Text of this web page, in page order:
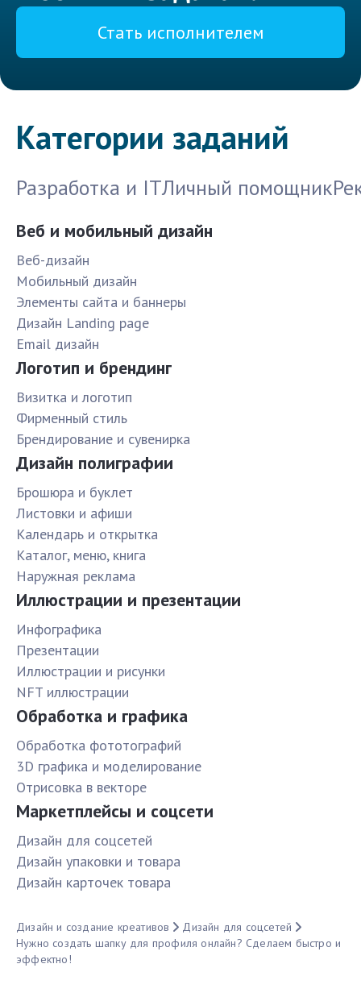
Стать исполнителем
Категории заданий
Разработка и ITЛичный помощник
Веб и мобильный дизайн
Веб-дизайн
Мобильный дизайн
Элементы сайта и баннеры
Дизайн Landing page
Email дизайн
Логотип и брендинг
Визитка и логотип
Фирменный стиль
Брендирование и сувенирка
Дизайн полиграфии
Брошюра и буклет
Листовки и афиши
Календарь и открытка
Каталог, меню, книга
Наружная реклама
Иллюстрации и презентации
Инфографика
Презентации
Иллюстрации и рисунки
NFT иллюстрации
Обработка и графика
Обработка фототографий
3D графика и моделирование
Отрисовка в векторе
Маркетплейсы и соцсети
Дизайн для соцсетей
Дизайн упаковки и товара
Дизайн карточек товара
Дизайн и создание креативов
Дизайн для соцсетей
Нужно создать шапку для профиля онлайн? Сделаем быстро и
эффектно!